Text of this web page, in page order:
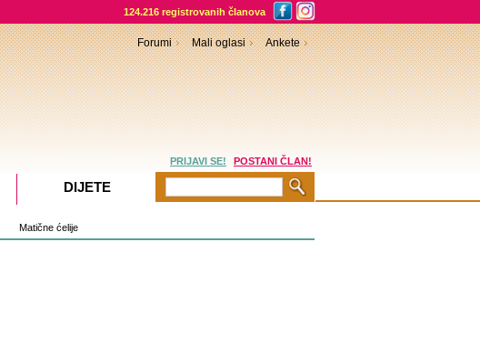
124.216 registrovanih članova
Matične ćelije
Forumi Mali oglasi Ankete
PRIJAVI SE! POSTANI ČLAN!
DIJETE